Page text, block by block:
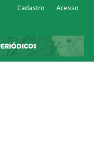
Cadastro Acesso